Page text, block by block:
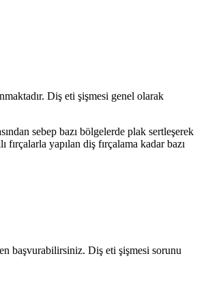
Diş eti şişmesi genel olarak
sebep bazı bölgelerde plak sertleşerek
yapılan diş fırçalama kadar bazı
başvurabilirsiniz. Diş eti şişmesi sorunu